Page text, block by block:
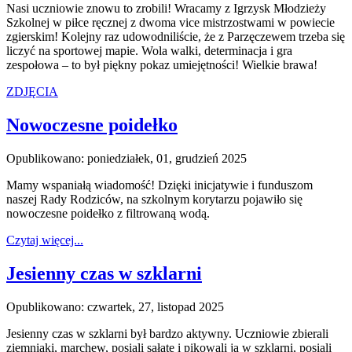
Nasi uczniowie znowu to zrobili! Wracamy z Igrzysk Młodzieży
Szkolnej w piłce ręcznej z dwoma vice mistrzostwami w powiecie
zgierskim! Kolejny raz udowodniliście, że z Parzęczewem trzeba się
liczyć na sportowej mapie. Wola walki, determinacja i gra
zespołowa – to był piękny pokaz umiejętności! Wielkie brawa!
ZDJĘCIA
Nowoczesne poidełko
Opublikowano: poniedziałek, 01, grudzień 2025
Mamy wspaniałą wiadomość! Dzięki inicjatywie i funduszom
naszej Rady Rodziców, na szkolnym korytarzu pojawiło się
nowoczesne poidełko z filtrowaną wodą.
Czytaj więcej...
Jesienny czas w szklarni
Opublikowano: czwartek, 27, listopad 2025
Jesienny czas w szklarni był bardzo aktywny. Uczniowie zbierali
ziemniaki, marchew, posiali sałatę i pikowali ją w szklarni, posiali